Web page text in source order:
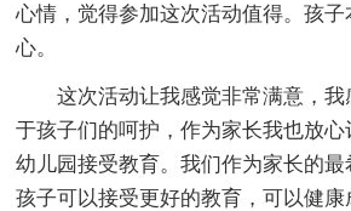
心情，觉得参加这次活动值得。孩
心。
这次活动让我感觉非常满意，
于孩子们的呵护，作为家长我也放
幼儿园接受教育。我们作为家长的
孩子可以接受更好的教育，可以健